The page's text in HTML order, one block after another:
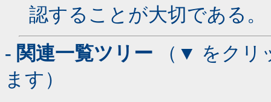
認することが大切である
- 関連一覧ツリー （▼ をクリ
ます）